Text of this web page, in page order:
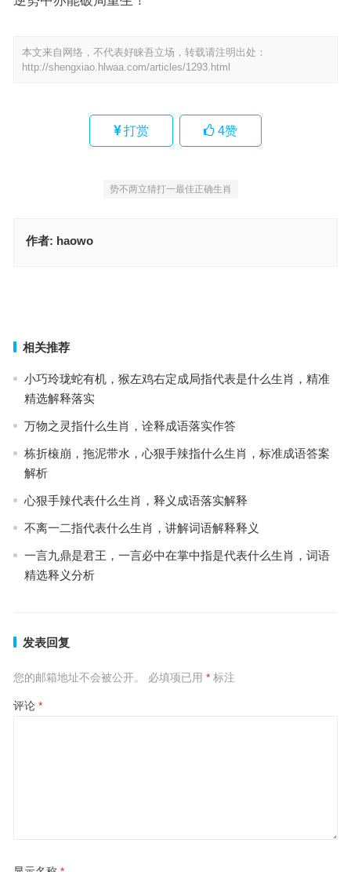
本文来自网络，不代表好睐吾立场，转载请注明出处：
http://shengxiao.hlwaa.com/articles/1293.html
打赏 4赞
势不两立猜打一最佳正确生肖
作者: haowo
相关推荐
小巧玲珑蛇有机，猴左鸡右定成局指代表是什么生肖，精准
精选解释落实
万物之灵指什么生肖，诠释成语落实作答
栋折榱崩，拖泥带水，心狠手辣指什么生肖，标准成语答案
解析
心狠手辣代表什么生肖，释义成语落实解释
不离一二指代表什么生肖，讲解词语解释释义
一言九鼎是君王，一言必中在掌中指是代表什么生肖，词语
精选释义分析
发表回复
您的邮箱地址不会被公开。 必填项已用 *标注
评论 *